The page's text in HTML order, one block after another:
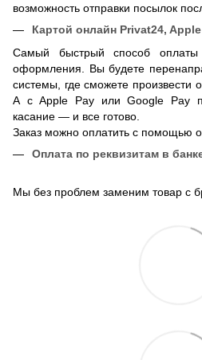
возможность отправки посылок
Картой онлайн Privat24,
Самый быстрый способ оплаты
оформления. Вы будете
системы, где сможете произвести
А с Apple Pay или Google Pay
касание — и все готово.
Заказ можно оплатить с помощью
Оплата по реквизитам в
Мы без проблем заменим товар с